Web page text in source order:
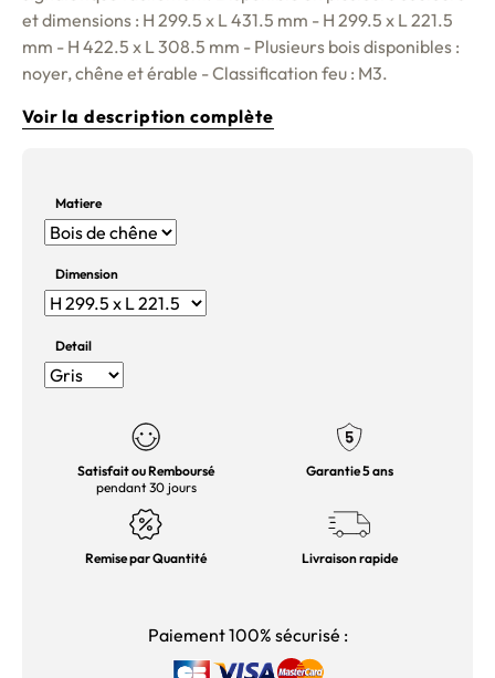
et dimensions : H 299.5 x L 431.5 mm - H 299.5 x L 221.5
mm - H 422.5 x L 308.5 mm - Plusieurs bois disponibles :
noyer, chêne et érable - Classification feu : M3.
Voir la description complète
Matiere
Dimension
Detail
Satisfait ou Remboursé
pendant 30 jours
Garantie 5 ans
Remise par Quantité Livraison rapide
Paiement 100% sécurisé :